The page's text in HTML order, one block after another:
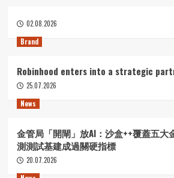
02.08.2026
Brand
Robinhood enters into a strategic
25.07.2026
News
金管局「開閘」放AI：沙盒++覆蓋五大
測測試基建成過關硬指標
20.07.2026